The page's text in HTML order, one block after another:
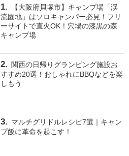
【大阪府貝塚市】キャンプ場「渓
流園地」はソロキャンパー必見！フリ
ーサイトで直火OK！穴場の漆黒の森
キャンプ場
関西の日帰りグランピング施設お
すすめ20選！おしゃれにBBQなどを楽
しもう
マルチグリドルレシピ7選｜キャン
プ飯に革命を起こす！